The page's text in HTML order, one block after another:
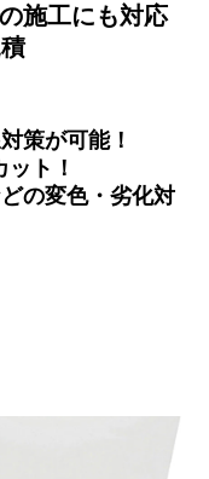
施工にも対応
策が可能！
ト！
の変色・劣化対